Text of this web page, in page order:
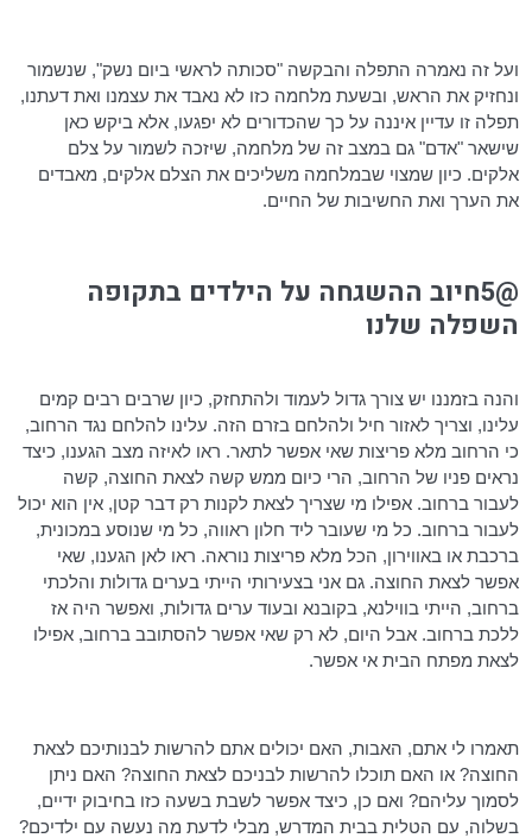
ועל זה נאמרה התפלה והבקשה "סכותה לראשי ביום נשק", שנשמור
ונחזיק את הראש, ובשעת מלחמה כזו לא נאבד את עצמנו ואת דעתנו,
תפלה זו עדיין איננה על כך שהכדורים לא יפגעו, אלא ביקש כאן
שישאר "אדם" גם במצב זה של מלחמה, שיזכה לשמור על צלם
אלקים. כיון שמצוי שבמלחמה משליכים את הצלם אלקים, מאבדים
את הערך ואת החשיבות של החיים.
@5חיוב ההשגחה על הילדים בתקופה
השפלה שלנו
והנה בזמננו יש צורך גדול לעמוד ולהתחזק, כיון שרבים רבים קמים
עלינו, וצריך לאזור חיל ולהלחם בזרם הזה. עלינו להלחם נגד הרחוב,
כי הרחוב מלא פריצות שאי אפשר לתאר. ראו לאיזה מצב הגענו, כיצד
נראים פניו של הרחוב, הרי כיום ממש קשה לצאת החוצה, קשה
לעבור ברחוב. אפילו מי שצריך לצאת לקנות רק דבר קטן, אין הוא יכול
לעבור ברחוב. כל מי שעובר ליד חלון ראווה, כל מי שנוסע במכונית,
ברכבת או באווירון, הכל מלא פריצות נוראה. ראו לאן הגענו, שאי
אפשר לצאת החוצה. גם אני בצעירותי הייתי בערים גדולות והלכתי
ברחוב, הייתי בווילנא, בקובנא ובעוד ערים גדולות, ואפשר היה אז
ללכת ברחוב. אבל היום, לא רק שאי אפשר להסתובב ברחוב, אפילו
לצאת מפתח הבית אי אפשר.
תאמרו לי אתם, האבות, האם יכולים אתם להרשות לבנותיכם לצאת
החוצה? או האם תוכלו להרשות לבניכם לצאת החוצה? האם ניתן
לסמוך עליהם? ואם כן, כיצד אפשר לשבת בשעה כזו בחיבוק ידיים,
בשלוה, עם הטלית בבית המדרש, מבלי לדעת מה נעשה עם ילדיכם?